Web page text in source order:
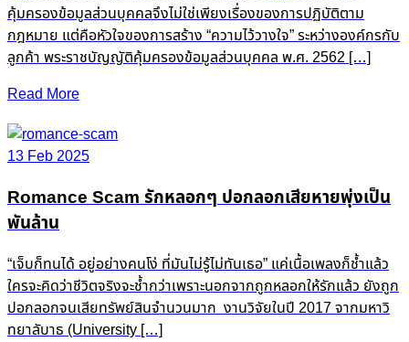
คุ้มครองข้อมูลส่วนบุคคลจึงไม่ใช่เพียงเรื่องของการปฏิบัติตาม
กฎหมาย แต่คือหัวใจของการสร้าง “ความไว้วางใจ” ระหว่างองค์กรกับ
ลูกค้า พระราชบัญญัติคุ้มครองข้อมูลส่วนบุคคล พ.ศ. 2562 […]
Read More
13 Feb 2025
Romance Scam รักหลอกๆ ปอกลอกเสียหายพุ่งเป็น
พันล้าน
“เจ็บก็ทนได้ อยู่อย่างคนโง่ ที่มันไม่รู้ไม่ทันเธอ” แค่เนื้อเพลงก็ช้ำแล้ว
ใครจะคิดว่าชีวิตจริงจะช้ำกว่าเพราะนอกจากถูกหลอกให้รักแล้ว ยังถูก
ปอกลอกจนเสียทรัพย์สินจำนวนมาก งานวิจัยในปี 2017 จากมหาวิ
ทยาลับาธ (University […]